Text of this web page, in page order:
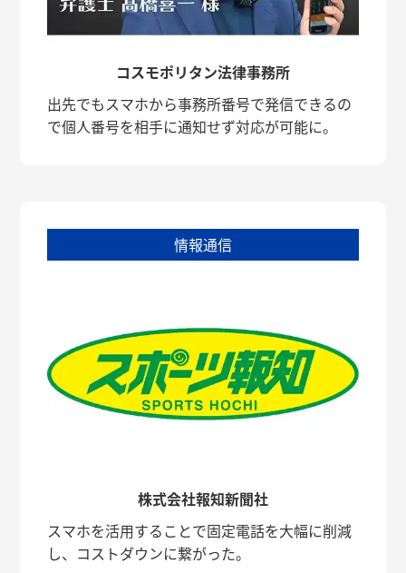
コスモポリタン法律事務所
出先でもスマホから事務所番号で発信できるの
で個人番号を相手に通知せず対応が可能に。
情報通信
株式会社報知新聞社
スマホを活用することで固定電話を大幅に削減
し、コストダウンに繋がった。